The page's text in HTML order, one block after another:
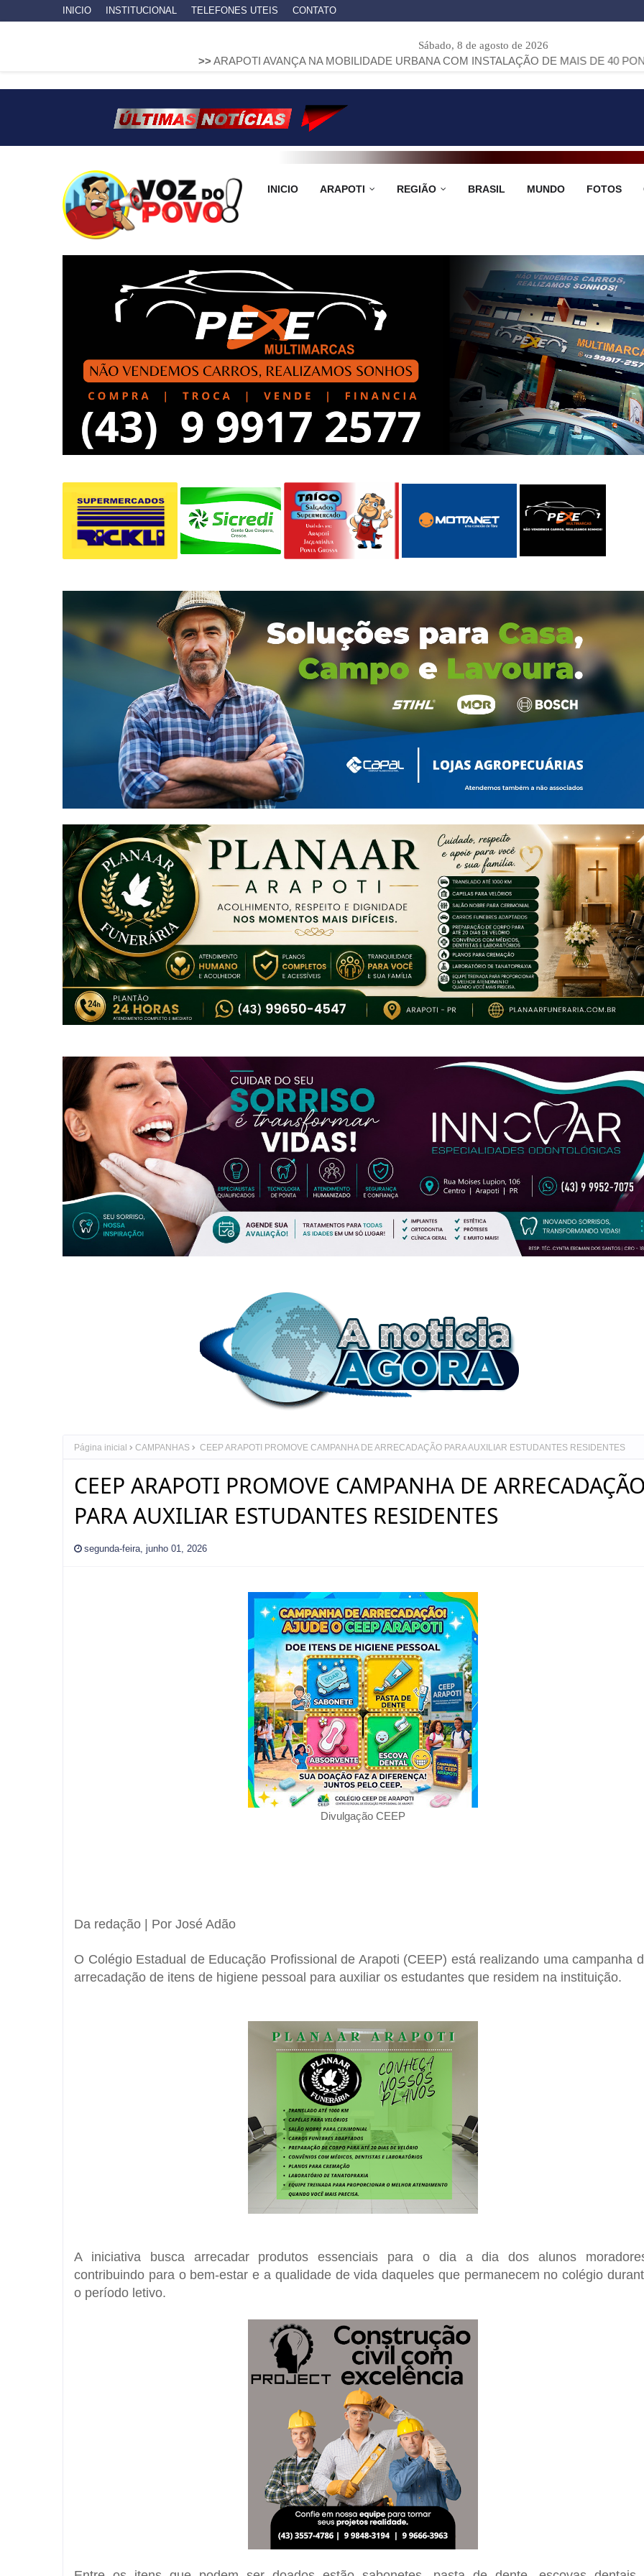
INICIO INSTITUCIONAL TELEFONES UTEIS CONTATO
Sábado, 8 de agosto de 2026
ARAPOTI AVANÇA NA MOBILIDADE URBANA COM INSTALAÇÃO DE MAIS DE 40 PONTOS DE
INICIO ARAPOTI REGIÃO BRASIL MUNDO FOTOS
Página inicial CAMPANHAS CEEP ARAPOTI PROMOVE CAMPANHA DE ARRECADAÇÃO PARA AUXILIAR ESTUDANTES RESIDENTES
CEEP ARAPOTI PROMOVE CAMPANHA DE
PARA AUXILIAR ESTUDANTES RESIDENTES
segunda-feira, junho 01, 2026
Divulgação CEEP
Da redação | Por José Adão
O Colégio Estadual de Educação Profissional de Arapoti (CEEP) está realizando uma campanha
arrecadação de itens de higiene pessoal para auxiliar os estudantes que residem na instituição.
A iniciativa busca arrecadar produtos essenciais para o dia a dia dos alunos
contribuindo para o bem-estar e a qualidade de vida daqueles que permanecem no colégio
o período letivo.